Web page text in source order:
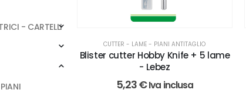
CUTTER - LAME - PIANI ANTITAGLIO
Blister cutter Hobby Knife + 5 lame
- Lebez
5,23€Iva inclusa
- CARTELLI